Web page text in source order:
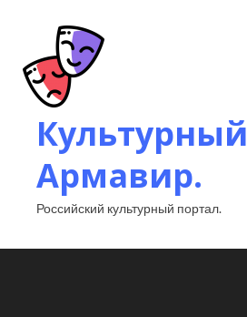
Культурный
Армавир.
Российский культурный портал.